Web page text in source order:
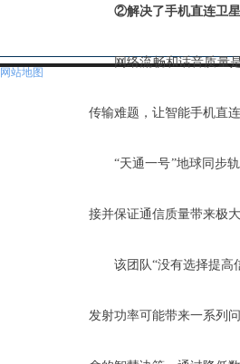
②解决了手机直连卫
网络流畅和话音质量
传输难题，让智能手机直
“天通一号”地球同步
接并保证通信质量带来极
该团队“没有选择提高
发射功率可能带来一系列
网站地图